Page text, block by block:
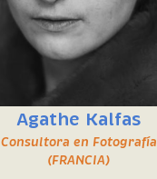
Agathe Kalfas
Consultora en Fotografía
(FRANCIA)